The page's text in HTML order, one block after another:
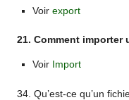
Voir export
21. Comment
Voir Import
34. Qu’est-ce qu’un